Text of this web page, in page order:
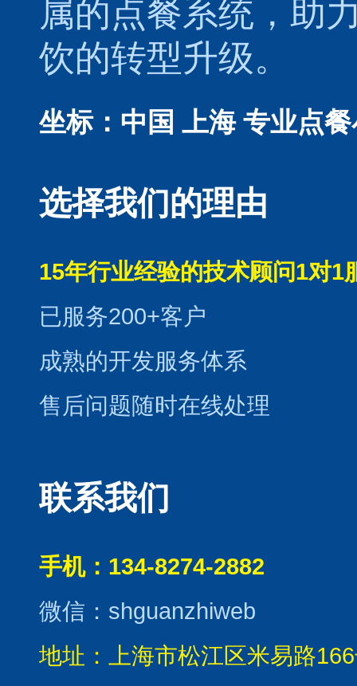
属的点餐系统 ，助
饮的转型升级。
坐标：中国 上海 专业点
选择我们的理由
15年行业经验的技术顾问1对1
已服务200+客户
成熟的开发服务体系
售后问题随时在线处理
联系我们
手机：134-8274-2882
微信：shguanzhiweb
地址：上海市松江区米易路